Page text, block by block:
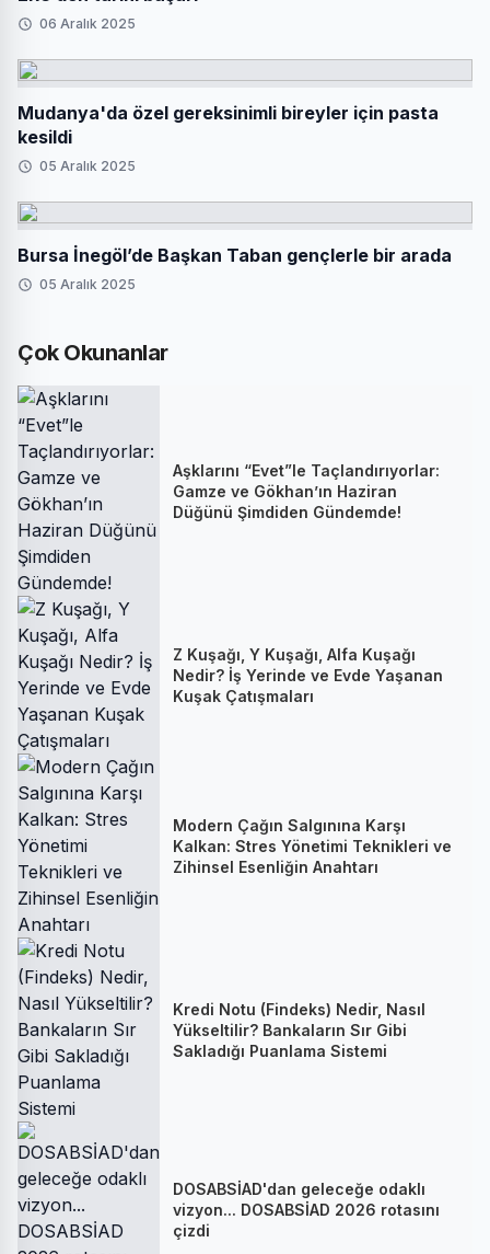
06 Aralık 2025
Mudanya'da özel gereksinimli bireyler için pasta
kesildi
05 Aralık 2025
Bursa İnegöl’de Başkan Taban gençlerle bir arada
05 Aralık 2025
Çok Okunanlar
Aşklarını “Evet”le Taçlandırıyorlar:
Gamze ve Gökhan’ın Haziran
Düğünü Şimdiden Gündemde!
Z Kuşağı, Y Kuşağı, Alfa Kuşağı
Nedir? İş Yerinde ve Evde Yaşanan
Kuşak Çatışmaları
Modern Çağın Salgınına Karşı
Kalkan: Stres Yönetimi Teknikleri ve
Zihinsel Esenliğin Anahtarı
Kredi Notu (Findeks) Nedir, Nasıl
Yükseltilir? Bankaların Sır Gibi
Sakladığı Puanlama Sistemi
DOSABSİAD'dan geleceğe odaklı
vizyon... DOSABSİAD 2026 rotasını
çizdi